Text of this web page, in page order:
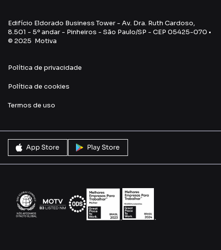
Edifício Eldorado Business Tower - Av. Dra. Ruth Cardoso,
8.501 - 5º andar - Pinheiros - São Paulo/SP - CEP 05425-070 •
© 2025 Motiva
Política de privacidade
Política de cookies
Termos de uso